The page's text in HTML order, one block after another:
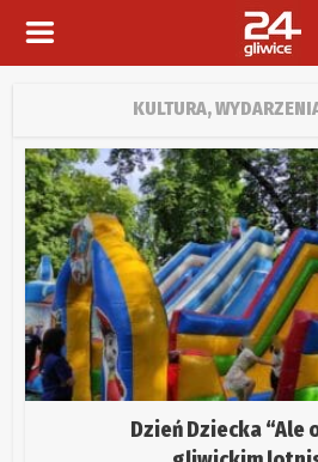
KULTURA,
Dzień Dziecka “Ale